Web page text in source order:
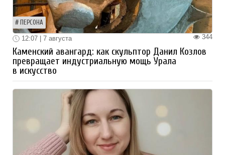
ПЕРСОНА
344
12:07 | 7 августа
Каменский авангард: как скульптор Данил Козлов
превращает индустриальную мощь Урала
в искусство